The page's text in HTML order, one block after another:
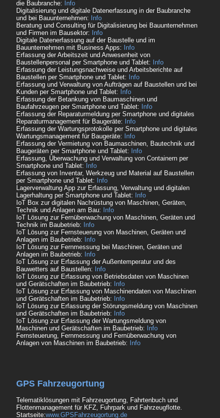
die Baubranche:
Info
Digitalisierung und digitale Datenerfassung in der Baubranche
und bei Bauunternehmen:
Info
Beratung und Consulting für Digitalisierung bei Bauunternehmen
und Firmen im Bausektor:
Info
Digitale Datenerfassung auf der Baustelle und im
Bauunternehmen mit Business Apps:
Info
Erfassung der Arbeitszeit und Anwesenheit von
Baustellenpersonal per Smartphone und Tablet:
Info
Erfassung der Leistungsnachweise und Arbeitsberichte auf
Baustellen per Smartphone und Tablet:
Info
Erfassung und Verwaltung von Aufträgen auf Baustellen und bei
Kunden per Smartphone und Tablet:
Info
Erfassung der Betankung von Baumaschinen und
Baufahrzeugen per Smartphone und Tablet:
Info
Erfassung der Reparaturmeldung per Smartphone und digitales
Reparaturmanagement für Baugeräte:
Info
Erfassung der Wartungsprotokolle per Smartphone und digitales
Wartungsmanagement für Baugeräte:
Info
Erfassung der Vermietung von Baumaschinen, Bautechnik und
Baugeräten per Smartphone und Tablet:
Info
Erfassung, Überwachung und Verwaltung von Containern per
Smartphone und Tablet:
Info
Erfassung von Inventar, Werkzeug und Material auf Baustellen
per Smartphone und Tablet:
Info
Lagerverwaltung App zur Erfassung, Verwaltung und digitalen
Lagerhaltung per Smartphone und Tablet:
Info
IoT Box zur digitalen Nachrüstung von Maschinen, Geräten,
Technik und Anlagen am Bau:
Info
IoT Lösung zur Fernüberwachung von Maschinen, Geräten und
Technik im Baubetrieb:
Info
IoT Lösung zur Fernsteuerung von Maschinen, Geräten und
Anlagen im Baubetrieb:
Info
IoT Lösung zur Fernmessung bei Maschinen, Geräten und
Anlagen im Baubetrieb:
Info
IoT Lösung zur Erfassung der Außentemperatur und des
Bauwetters auf Baustellen:
Info
IoT Lösung zur Erfassung von Betriebsdaten von Maschinen
und Gerätschaften im Baubetrieb:
Info
IoT Lösung zur Erfassung von Maschinendaten von Maschinen
und Gerätschaften im Baubetrieb:
Info
IoT Lösung zur Erfassung der Störungsmeldung von Maschinen
und Gerätschaften im Baubetrieb:
Info
IoT Lösung zur Erfassung der Wartungsmeldung von
Maschinen und Gerätschaften im Baubetrieb:
Info
Fernsteuerung, Fernmessung und Fernüberwachung von
Anlagen von Maschinen im Baubetrieb:
Info
GPS Fahrzeugortung
Telematiklösungen mit Fahrzeugortung, Fahrtenbuch und
Flottenmanagement für KFZ, Fuhrpark und Fahrzeugflotte.
Startseite:www.GPSFahrzeugortung.de